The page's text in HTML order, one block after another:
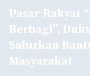
Pasar Rakyat
Berbagi”,
Salurkan
Masyarakat